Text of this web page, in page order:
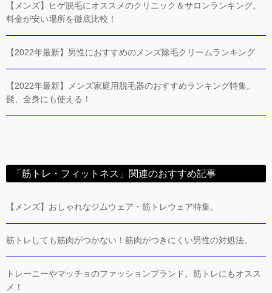
【メンズ】ヒゲ脱毛にオススメのクリニック＆サロンランキング。
料金が安い場所を徹底比較！
【2022年最新】男性におすすめのメンズ除毛クリームランキング
【2022年最新】メンズ家庭用脱毛器のおすすめランキング特集。
髭、全身にも使える！
「筋トレ・フィットネス」関連のおすすめ記事
【メンズ】おしゃれなジムウェア・筋トレウェア特集。
筋トレしても筋肉がつかない！筋肉がつきにくい男性の対処法。
トレーニーやマッチョのファッションブランド。筋トレにもオスス
メ！